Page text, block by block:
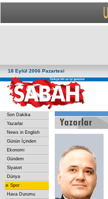
18 Eylül 2006 Pazartesi
Son Dakika
Yazarlar
News in English
Günün İçinden
Ekonomi
Gündem
Siyaset
Dünya
» Spor
Hava Durumu